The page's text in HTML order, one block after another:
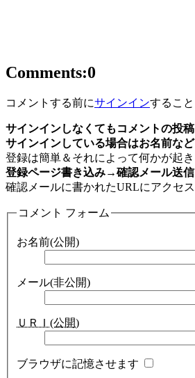
Comments:0
コメントする前にサインインすること
サインインしなくてもコメントの投稿
サインインしている場合はお名前な
登録は簡単＆それによって何かが起
登録ページ書き込み→確認メール送
確認メールに書かれたURLにアクセ
コメント フォーム
お名前(公開)
メール(非公開)
ＵＲＩ(公開)
ブラウザに記憶させます